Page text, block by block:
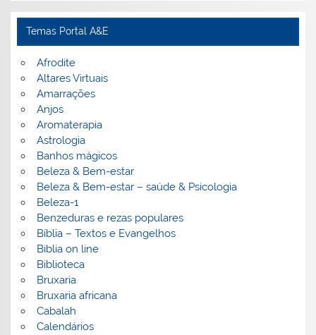
Temas Portal A&E
Afrodite
Altares Virtuais
Amarrações
Anjos
Aromaterapia
Astrologia
Banhos mágicos
Beleza & Bem-estar
Beleza & Bem-estar – saúde & Psicologia
Beleza-1
Benzeduras e rezas populares
Bíblia – Textos e Evangelhos
Biblia on line
Biblioteca
Bruxaria
Bruxaria africana
Cabalah
Calendários